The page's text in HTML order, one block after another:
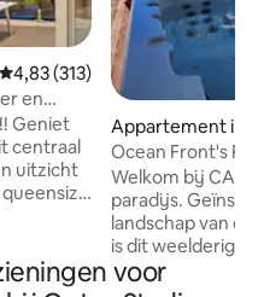
Gemiddelde beoordeling van
4,83 (313)
en
met
centraal
uitzicht
Appartement in
ee
Ocean Front's
Welkom bij
paradijs.
landschap van de
is dit weelderige
slaapkamer
leunen en te
voor